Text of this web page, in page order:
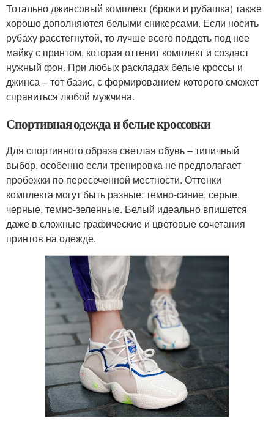
Тотально джинсовый комплект (брюки и рубашка) также
хорошо дополняются белыми сникерсами. Если носить
рубаху расстегнутой, то лучше всего поддеть под нее
майку с принтом, которая оттенит комплект и создаст
нужный фон. При любых раскладах белые кроссы и
джинса – тот базис, с формированием которого сможет
справиться любой мужчина.
Спортивная одежда и белые кроссовки
Для спортивного образа светлая обувь – типичный
выбор, особенно если тренировка не предполагает
пробежки по пересеченной местности. Оттенки
комплекта могут быть разные: темно-синие, серые,
черные, темно-зеленные. Белый идеально впишется
даже в сложные графические и цветовые сочетания
принтов на одежде.